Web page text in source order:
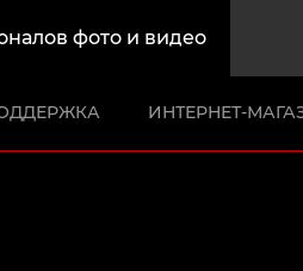
фото и видео
ИНТЕРНЕТ-